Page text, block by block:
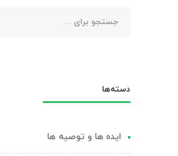
دسته‌ها
ایده ها و توصیه ها